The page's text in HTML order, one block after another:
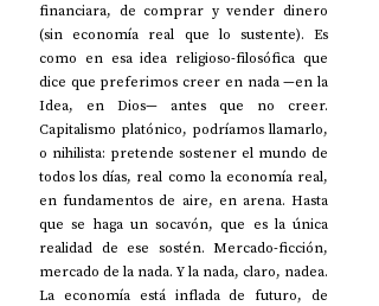
financiara, de comprar y vender dinero
(sin economía real que lo sustente). Es
como en esa idea religioso-filosófica que
dice que preferimos creer en nada —en la
Idea, en Dios— antes que no creer.
Capitalismo platónico, podríamos llamarlo,
o nihilista: pretende sostener el mundo de
todos los días, real como la economía real,
en fundamentos de aire, en arena. Hasta
que se haga un socavón, que es la única
realidad de ese sostén. Mercado-ficción,
mercado de la nada. Y la nada, claro, nadea.
La economía está inflada de futuro, de